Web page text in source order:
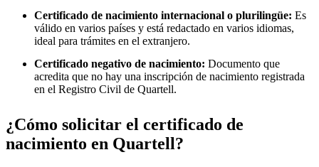
Certificado de nacimiento internacional o plurilingüe: Es
válido en varios países y está redactado en varios idiomas,
ideal para trámites en el extranjero.
Certificado negativo de nacimiento: Documento que
acredita que no hay una inscripción de nacimiento registrada
en el Registro Civil de Quartell.
¿Cómo solicitar el certificado de
nacimiento en Quartell?